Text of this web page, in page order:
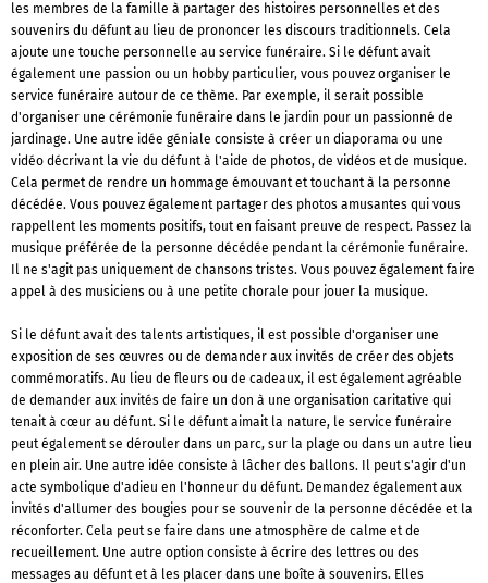
les membres de la famille à partager des histoires personnelles et des
souvenirs du défunt au lieu de prononcer les discours traditionnels. Cela
ajoute une touche personnelle au service funéraire. Si le défunt avait
également une passion ou un hobby particulier, vous pouvez organiser le
service funéraire autour de ce thème. Par exemple, il serait possible
d'organiser une cérémonie funéraire dans le jardin pour un passionné de
jardinage. Une autre idée géniale consiste à créer un diaporama ou une
vidéo décrivant la vie du défunt à l'aide de photos, de vidéos et de musique.
Cela permet de rendre un hommage émouvant et touchant à la personne
décédée. Vous pouvez également partager des photos amusantes qui vous
rappellent les moments positifs, tout en faisant preuve de respect. Passez la
musique préférée de la personne décédée pendant la cérémonie funéraire.
Il ne s'agit pas uniquement de chansons tristes. Vous pouvez également faire
appel à des musiciens ou à une petite chorale pour jouer la musique.
Si le défunt avait des talents artistiques, il est possible d'organiser une
exposition de ses œuvres ou de demander aux invités de créer des objets
commémoratifs. Au lieu de fleurs ou de cadeaux, il est également agréable
de demander aux invités de faire un don à une organisation caritative qui
tenait à cœur au défunt. Si le défunt aimait la nature, le service funéraire
peut également se dérouler dans un parc, sur la plage ou dans un autre lieu
en plein air. Une autre idée consiste à lâcher des ballons. Il peut s'agir d'un
acte symbolique d'adieu en l'honneur du défunt. Demandez également aux
invités d'allumer des bougies pour se souvenir de la personne décédée et la
réconforter. Cela peut se faire dans une atmosphère de calme et de
recueillement. Une autre option consiste à écrire des lettres ou des
messages au défunt et à les placer dans une boîte à souvenirs. Elles